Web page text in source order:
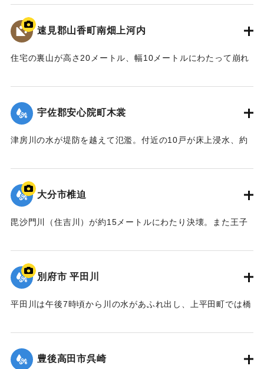
と40代の女性の夫婦がけがを負った。
【出典：大分合同新聞 1976年9月11日夕刊7面】
｜固有コード: 00857005
速見郡山香町南畑上河内
住宅の裏山が高さ20メートル、幅10メートルにわたって崩れ
り、2人は助け出したものの、この家に住む40代の男性、30
代の女性、中学1年生の男子生徒、小学2年生の男子生徒が死
亡した。集落は浸水などで通行不能になっていたため、救急
う。
【出典：大分合同新聞 1976年9月11日朝刊11面】
｜固有コード:00857006
宇佐郡安心院町木裳
津房川の水が堤防を越えて氾濫。付近の10戸が床上浸水、約
が、水はあふれ続け、町は約60世帯200人をバスで1キロ離れ
た老人福祉センターに避難させた。
【出典：大分合同新聞 1976年9月11日朝刊11面】
大分市椎迫
毘沙門川（住吉川）が約15メートルにわたり決壊。また王子
｜固有コード:
別府市 平田川
平田川は午後7時頃から川の水があふれ出し、上平田町では橋
後8時には日豊線北側の市道のコンクリート橋が流された。午
後9時過ぎには堤防の一部が決壊し、濁流が流れ込んだため付
近の100世帯は近くの公民館に避難した。旧国道沿いの亀川商
豊後高田市呉崎